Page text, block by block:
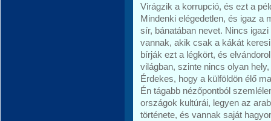
Virágzik a korrupció, és ezt a
Mindenki elégedetlen, és igaz a
sír, bánatában nevet. Nincs
vannak, akik csak a kákát
bírják ezt a légkört, és
világban, szinte nincs olyan
Érdekes, hogy a külföldön élő
Én tágabb nézőpontból
országok kultúrái, legyen az
története, és vannak saját